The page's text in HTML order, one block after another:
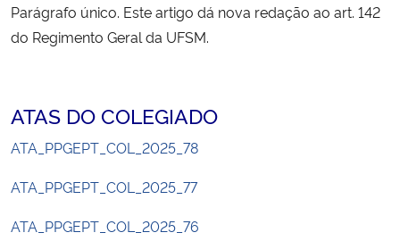
Planalto
Parágrafo único. Este artigo dá nova redação ao art. 142
do Regimento Geral da UFSM.
ATAS DO COLEGIADO
ATA_PPGEPT_COL_2025_78
ATA_PPGEPT_COL_2025_77
ATA_PPGEPT_COL_2025_76